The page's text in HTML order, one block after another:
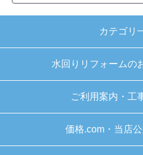
カテゴリ
水回りリフォームの
ご利用案内・工
価格.com・当店